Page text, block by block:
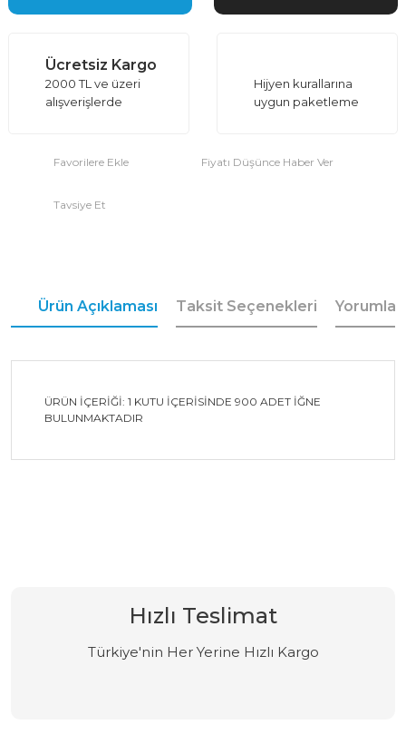
Ücretsiz Kargo
2000 TL ve üzeri
alışverişlerde
Hijyen kurallarına
uygun paketleme
Fiyatı Düşünce Haber Ver
Tavsiye Et
Ürün Açıklaması Taksit Seçenekleri Yorumlar
ÜRÜN İÇERİĞİ: 1 KUTU İÇERİSİNDE 900 ADET İĞNE
BULUNMAKTADIR
Hızlı Teslimat
Türkiye'nin Her Yerine Hızlı Kargo